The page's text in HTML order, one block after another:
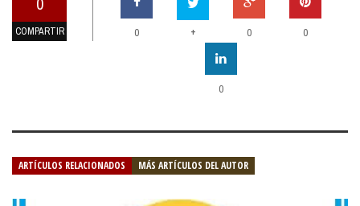
COMPARTIR 0 + 0 0
0
ARTÍCULOS RELACIONADOS MÁS ARTÍCULOS DEL AUTOR